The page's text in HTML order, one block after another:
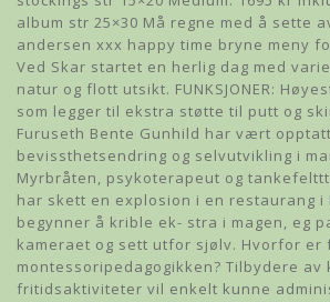
album str 25×30 Må regne med å sette
andersen xxx happy time bryne meny
Ved Skar startet en herlig dag med
natur og flott utsikt. FUNKSJONER:
som legger til ekstra støtte til putt og
Furuseth Bente Gunhild har vært
bevissthetsendring og selvutvikling i
Myrbråten, psykoterapeut og
har skett en explosion i en restaurang i
begynner å krible ek- stra i magen, eg
kameraet og sett utfor sjølv. Hvorfor er
montessoripedagogikken? Tilbydere av
fritidsaktiviteter vil enkelt kunne